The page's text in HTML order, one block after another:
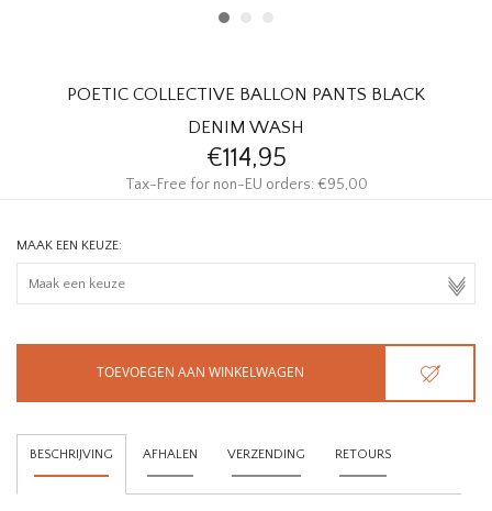
POETIC COLLECTIVE BALLON PANTS BLACK
DENIM WASH
€114,95
Tax-Free for non-EU orders: €95,00
MAAK EEN KEUZE:
TOEVOEGEN AAN WINKELWAGEN
BESCHRIJVING AFHALEN VERZENDING RETOURS